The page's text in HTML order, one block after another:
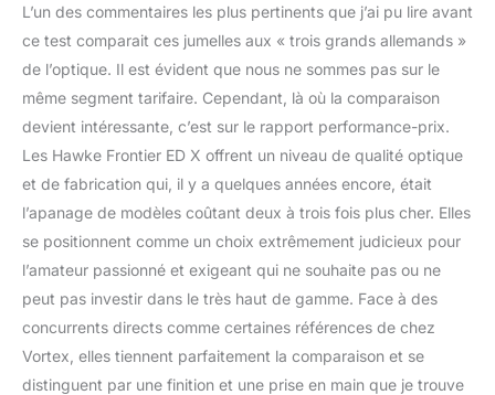
L’un des commentaires les plus pertinents que j’ai pu lire avant
ce test comparait ces jumelles aux « trois grands allemands »
de l’optique. Il est évident que nous ne sommes pas sur le
même segment tarifaire. Cependant, là où la comparaison
devient intéressante, c’est sur le rapport performance-prix.
Les Hawke Frontier ED X offrent un niveau de qualité optique
et de fabrication qui, il y a quelques années encore, était
l’apanage de modèles coûtant deux à trois fois plus cher. Elles
se positionnent comme un choix extrêmement judicieux pour
l’amateur passionné et exigeant qui ne souhaite pas ou ne
peut pas investir dans le très haut de gamme. Face à des
concurrents directs comme certaines références de chez
Vortex, elles tiennent parfaitement la comparaison et se
distinguent par une finition et une prise en main que je trouve